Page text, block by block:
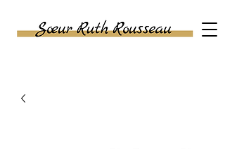
SASU SŒUR RUTH
ROUSSEAU